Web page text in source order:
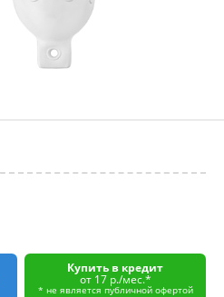
Купить в кредит
от 17 р./мес.*
* не является публичной офертой